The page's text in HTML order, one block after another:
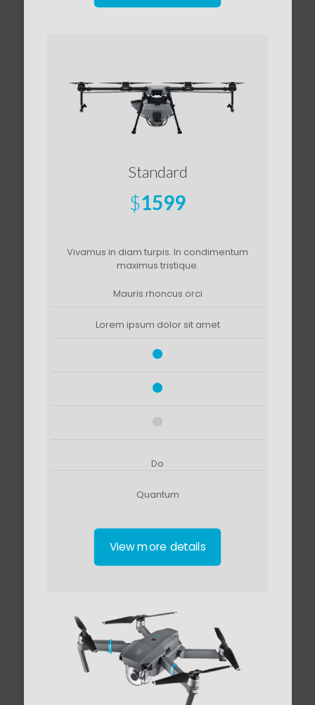
Standard
$1599
Vivamus in diam turpis. In condimentum
maximus tristique.
Mauris rhoncus orci
Lorem ipsum dolor sit amet
Do
Quantum
View more details